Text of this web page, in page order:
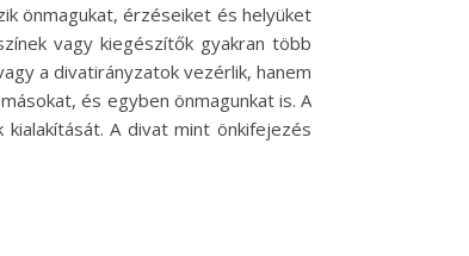
önmagukat, érzéseiket és helyüket
vagy kiegészítők gyakran több
a divatirányzatok vezérlik, hanem
és egyben önmagunkat is. A
A divat mint önkifejezés